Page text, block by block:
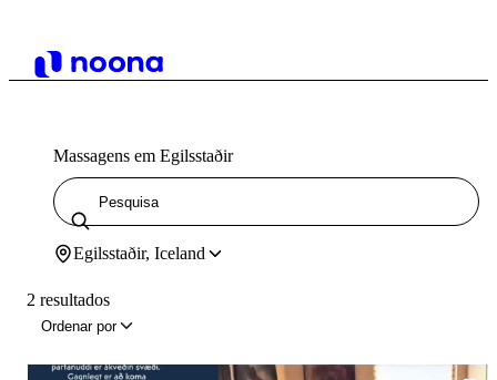
Massagens em Egilsstaðir
Egilsstaðir, Iceland
2 resultados
Ordenar por